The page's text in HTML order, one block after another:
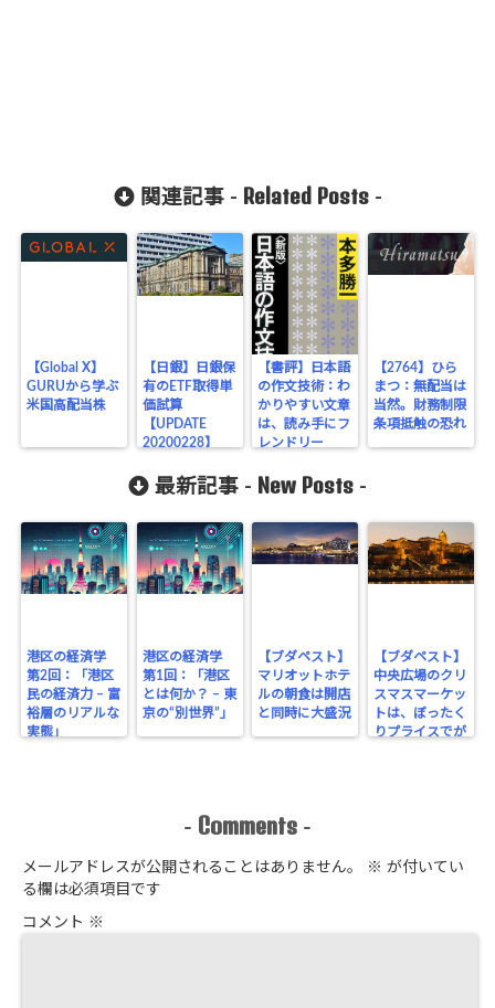
関連記事 - Related Posts-
【Global X】
GURUから学ぶ
米国高配当株
【日銀】日銀保
有のETF取得単
価試算
【UPDATE
20200228】
【書評】日本語
の作文技術：わ
かりやすい文章
は、読み手にフ
レンドリー
【2764】ひら
まつ：無配当は
当然。財務制限
条項抵触の恐れ
最新記事 - New Posts -
港区の経済学
第2回：「港区
民の経済力 – 富
裕層のリアルな
実態」
港区の経済学
第1回：「港区
とは何か？ – 東
京の“別世界”」
【ブダペスト】
マリオットホテ
ルの朝食は開店
と同時に大盛況
【ブダペスト】
中央広場のクリ
スマスマーケッ
トは、ぼったく
りプライスでが
- Comments -
メールアドレスが公開されることはありません。 ※ が付いてい
る欄は必須項目です
コメント ※